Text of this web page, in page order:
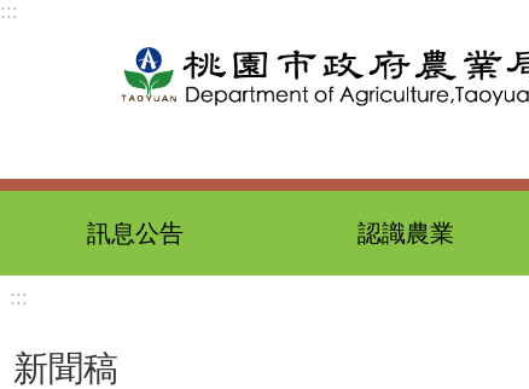
跳到主要內容區塊
:::
訊息公告 認識農業
:::
新聞稿